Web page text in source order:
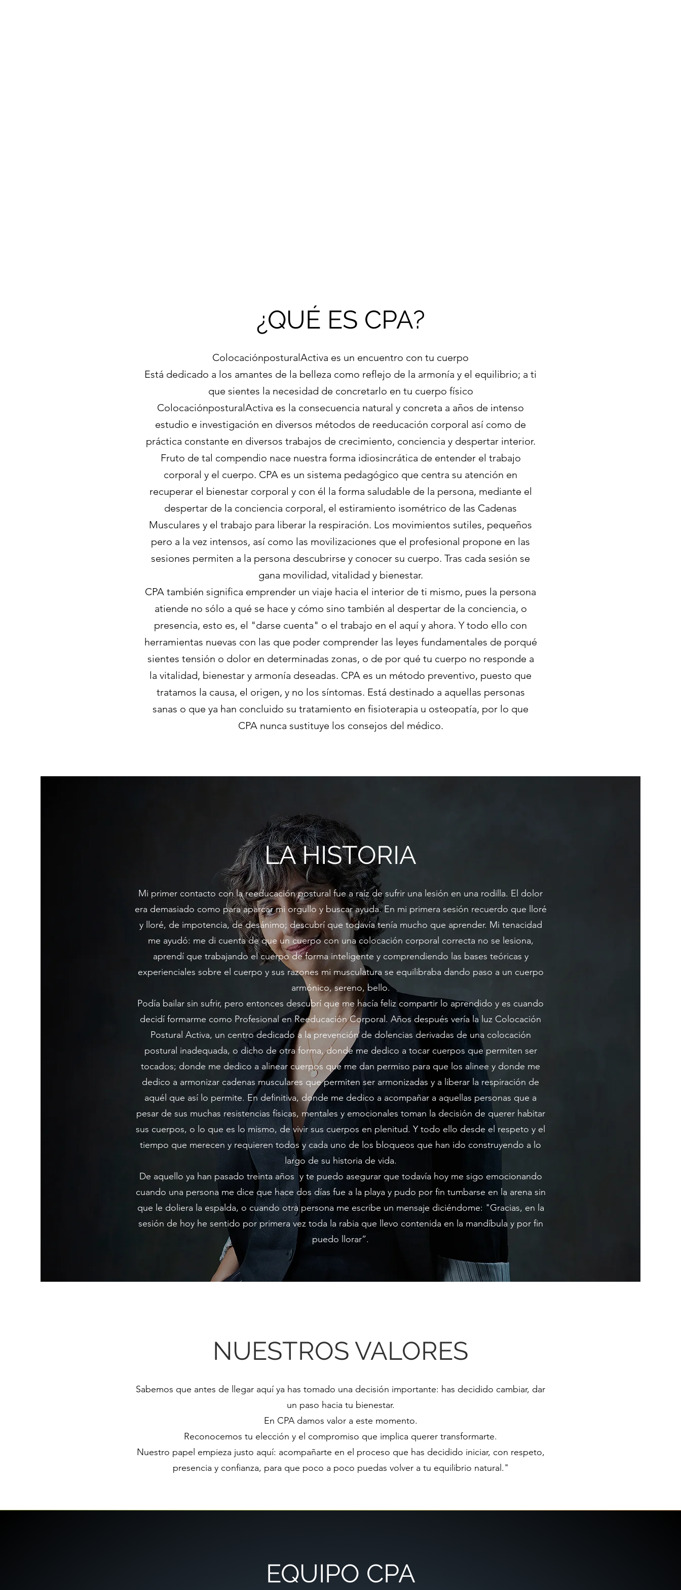
¿QUÉ ES CPA?
ColocaciónposturalActiva es un encuentro con tu cuerpo
Está dedicado a los amantes de la belleza como reflejo de la armonía y el equilibrio; a ti
que sientes la necesidad de concretarlo en tu cuerpo físico
ColocaciónposturalActiva es la consecuencia natural y concreta a años de intenso
estudio e investigación en diversos métodos de reeducación corporal así como de
práctica constante en diversos trabajos de crecimiento, conciencia y despertar interior.
Fruto de tal compendio nace nuestra forma idiosincrática de entender el trabajo
corporal y el cuerpo. CPA es un sistema pedagógico que centra su atención en
recuperar el bienestar corporal y con él la forma saludable de la persona, mediante el
despertar de la conciencia corporal, el estiramiento isométrico de las Cadenas
Musculares y el trabajo para liberar la respiración. Los movimientos sutiles, pequeños
pero a la vez intensos, así como las movilizaciones que el profesional propone en las
sesiones permiten a la persona descubrirse y conocer su cuerpo. Tras cada sesión se
gana movilidad, vitalidad y bienestar.
CPA también significa emprender un viaje hacia el interior de ti mismo, pues la persona
atiende no sólo a qué se hace y cómo sino también al despertar de la conciencia, o
presencia, esto es, el "darse cuenta" o el trabajo en el aquí y ahora. Y todo ello con
herramientas nuevas con las que poder comprender las leyes fundamentales de porqué
sientes tensión o dolor en determinadas zonas, o de por qué tu cuerpo no responde a
la vitalidad, bienestar y armonía deseadas. CPA es un método preventivo, puesto que
tratamos la causa, el origen, y no los síntomas. Está destinado a aquellas personas
sanas o que ya han concluido su tratamiento en fisioterapia u osteopatía, por lo que
CPA nunca sustituye los consejos del médico.
LA HISTORIA
Mi primer contacto con la reeducación postural fue a raíz de sufrir una lesión en una rodilla. El dolor
era demasiado como para aparcar mi orgullo y buscar ayuda. En mi primera sesión recuerdo que lloré
y lloré, de impotencia, de desánimo; descubrí que todavía tenía mucho que aprender. Mi tenacidad
me ayudó: me di cuenta de que un cuerpo con una colocación corporal correcta no se lesiona,
aprendí que trabajando el cuerpo de forma inteligente y comprendiendo las bases teóricas y
experienciales sobre el cuerpo y sus razones mi musculatura se equilibraba dando paso a un cuerpo
armónico, sereno, bello.
Podía bailar sin sufrir, pero entonces descubrí que me hacía feliz compartir lo aprendido y es cuando
decidí formarme como Profesional en Reeducación Corporal. Años después vería la luz Colocación
Postural Activa, un centro dedicado a la prevención de dolencias derivadas de una colocación
postural inadequada, o dicho de otra forma, donde me dedico a tocar cuerpos que permiten ser
tocados; donde me dedico a alinear cuerpos que me dan permiso para que los alinee y donde me
dedico a armonizar cadenas musculares que permiten ser armonizadas y a liberar la respiración de
aquél que así lo permite. En definitiva, donde me dedico a acompañar a aquellas personas que a
pesar de sus muchas resistencias físicas, mentales y emocionales toman la decisión de querer habitar
sus cuerpos, o lo que es lo mismo, de vivir sus cuerpos en plenitud. Y todo ello desde el respeto y el
tiempo que merecen y requieren todos y cada uno de los bloqueos que han ido construyendo a lo
largo de su historia de vida.
De aquello ya han pasado treinta años y te puedo asegurar que todavía hoy me sigo emocionando
cuando una persona me dice que hace dos días fue a la playa y pudo por fin tumbarse en la arena sin
que le doliera la espalda, o cuando otra persona me escribe un mensaje diciéndome: "Gracias, en la
sesión de hoy he sentido por primera vez toda la rabia que llevo contenida en la mandíbula y por fin
puedo llorar”.
NUESTROS VALORES
Sabemos que antes de llegar aquí ya has tomado una decisión importante: has decidido cambiar, dar
un paso hacia tu bienestar.
En CPA damos valor a este momento.
Reconocemos tu elección y el compromiso que implica querer transformarte.
Nuestro papel empieza justo aquí: acompañarte en el proceso que has decidido iniciar, con respeto,
presencia y confianza, para que poco a poco puedas volver a tu equilibrio natural."
EQUIPO CPA